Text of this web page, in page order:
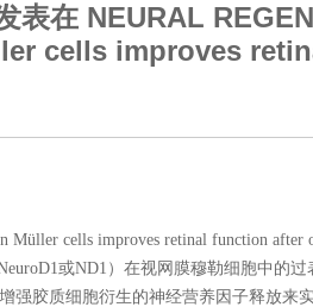
表在 NEURAL
cells improves
Müller cells improves retinal function after
或ND1）在视网膜穆勒细胞中的
强胶质细胞衍生的神经营养因子释放来